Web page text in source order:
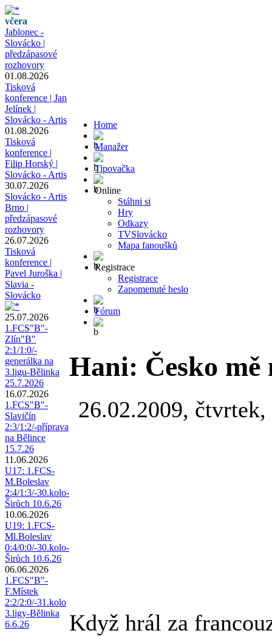
včera
Jablonec -
Slovácko |
předzápasové
rozhovory
01.08.2026
Tisková
konference | Jan
Jelínek |
Slovácko - Artis
01.08.2026
Tisková
konference |
Filip Horský |
Slovácko - Artis
30.07.2026
Slovácko - Artis
Brno |
předzápasové
rozhovory
26.07.2026
Tisková
konference |
Pavel Juroška |
Slavia -
Slovácko
25.07.2026
1.FCS"B"-
Zlín"B"
2:1/1:0/-
generálka na
3.ligu-Bělinka
25.7.2026
16.07.2026
1.FCS"B"-
Slavičín
2:3/1:2/-příprava
na Bělince
15.7.26
11.06.2026
U17: 1.FCS-
M.Boleslav
2:4/1:3/-30.kolo-
Širůch 10.6.26
10.06.2026
U19: 1.FCS-
Ml.Boleslav
0:4/0:0/-30.kolo-
Širůch 10.6.26
06.06.2026
1.FCS"B"-
F.Místek
2:2/2:0/-31.kolo
3.ligy-Bělinka
6.6.26
Home
Manažer
Tipovačka
Online
Stáhni si
Hry
Odkazy
TVSlovácko
Mapa fanoušků
Registrace
Registrace
Zapomenuté heslo
Fórum
Hani: Česko mě
26.02.2009, čtvrtek,
Když hrál za